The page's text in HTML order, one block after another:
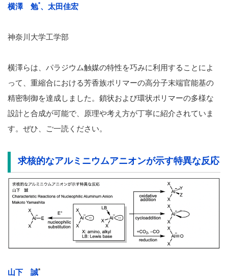
横澤 勉*、太田佳宏
神奈川大学工学部
横澤らは、パラジウム触媒の特性を巧みに利用することによ
って、重縮合における芳香族ポリマーの高分子末端官能基の
精密制御を達成しました。鎖状および環状ポリマーの多様な
設計と合成が可能で、原理や考え方が丁寧に紹介されていま
す。ぜひ、ご一読ください。
求核的なアルミニウムアニオンが示す特異な反応
山下 誠*